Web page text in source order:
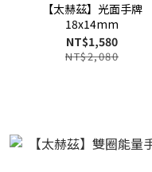
【太赫茲】光面手牌
18x14mm
NT$1,580
NT$2,080